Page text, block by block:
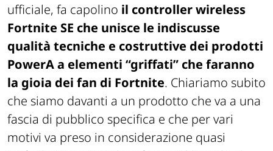
ufficiale, fa capolino il controller wireless
Fortnite SE che unisce le indiscusse
qualità tecniche e costruttive dei prodotti
PowerA a elementi “griffati” che faranno
la gioia dei fan di Fortnite. Chiariamo subito
che siamo davanti a un prodotto che va a una
fascia di pubblico specifica e che per vari
motivi va preso in considerazione quasi